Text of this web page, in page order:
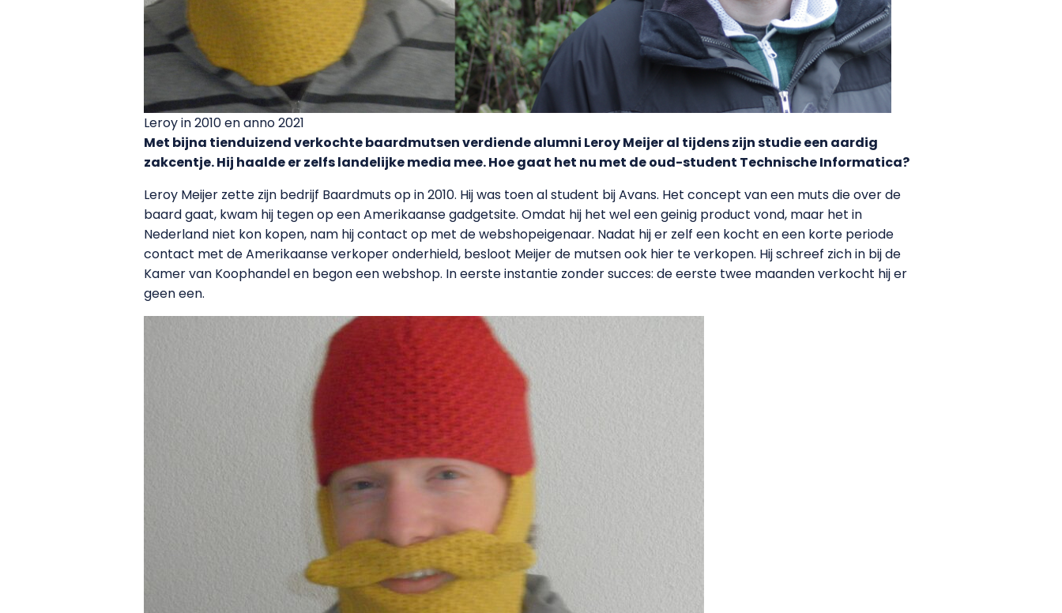
Leroy in 2010 en anno 2021
Met bijna tienduizend verkochte baardmutsen verdiende alumni Leroy Meijer al tijdens zijn studie een aardig
zakcentje. Hij haalde er zelfs landelijke media mee. Hoe gaat het nu met de oud-student Technische Informatica?
Leroy Meijer zette zijn bedrijf Baardmuts op in 2010. Hij was toen al student bij Avans. Het concept van een muts die over de
baard gaat, kwam hij tegen op een Amerikaanse gadgetsite. Omdat hij het wel een geinig product vond, maar het in
Nederland niet kon kopen, nam hij contact op met de webshopeigenaar. Nadat hij er zelf een kocht en een korte periode
contact met de Amerikaanse verkoper onderhield, besloot Meijer de mutsen ook hier te verkopen. Hij schreef zich in bij de
Kamer van Koophandel en begon een webshop. In eerste instantie zonder succes: de eerste twee maanden verkocht hij er
geen een.